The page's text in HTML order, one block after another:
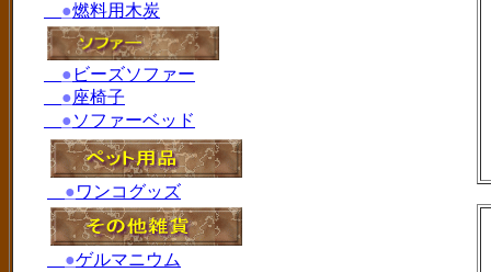
●燃料用木炭
● ビーズソファー
●座椅子
●ソファーベッド
●ワンコグッズ
●ゲルマニウム